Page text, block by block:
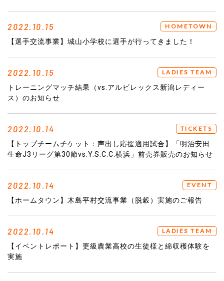
2022.10.15 HOMETOWN
【選手交流事業】城山小学校に選手が行ってきました！
2022.10.15 LADIES TEAM
トレーニングマッチ結果（vs.アルビレックス新潟レディー
ス）のお知らせ
2022.10.14 TICKETS
【トップチームチケット：声出し応援適用試合】「明治安田
生命J3リーグ第30節vs.Y.S.C.C.横浜」前売券販売のお知らせ
2022.10.14 EVENT
【ホームタウン】木島平村交流事業（脱穀）実施のご報告
2022.10.14 LADIES TEAM
【イベントレポート】更級農業高校の生徒様と綿収穫体験を
実施